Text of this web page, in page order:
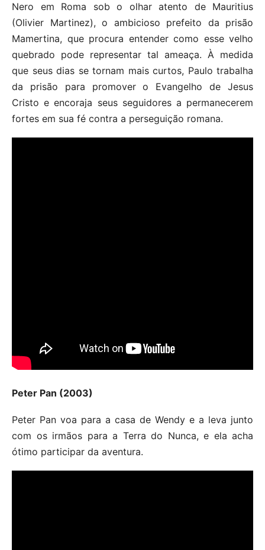
Nero em Roma sob o olhar atento de Mauritius
(Olivier Martinez), o ambicioso prefeito da prisão
Mamertina, que procura entender como esse velho
quebrado pode representar tal ameaça. À medida
que seus dias se tornam mais curtos, Paulo trabalha
da prisão para promover o Evangelho de Jesus
Cristo e encoraja seus seguidores a permanecerem
fortes em sua fé contra a perseguição romana.
Peter Pan (2003)
Peter Pan voa para a casa de Wendy e a leva junto
com os irmãos para a Terra do Nunca, e ela acha
ótimo participar da aventura.